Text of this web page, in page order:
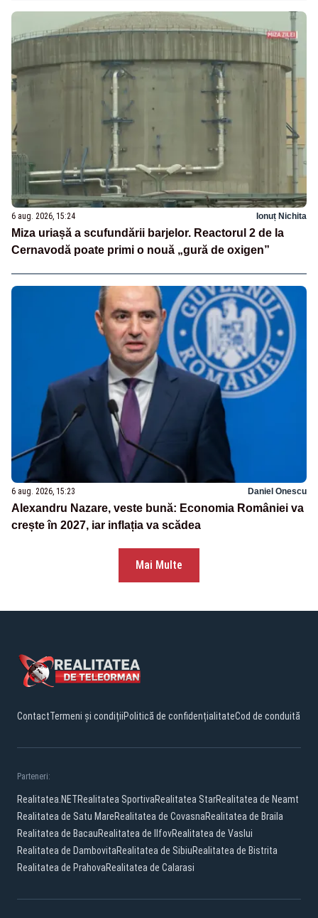
6 aug. 2026, 15:24 Ionuț Nichita
Miza uriașă a scufundării barjelor. Reactorul 2 de la
Cernavodă poate primi o nouă „gură de oxigen”
6 aug. 2026, 15:23 Daniel Onescu
Alexandru Nazare, veste bună: Economia României va
crește în 2027, iar inflația va scădea
Mai Multe
ContactTermeni și condițiiPolitică de confidențialitateCod de conduită
Parteneri:
Realitatea.NETRealitatea SportivaRealitatea StarRealitatea de Neamt
Realitatea de Satu MareRealitatea de CovasnaRealitatea de Braila
Realitatea de BacauRealitatea de IlfovRealitatea de Vaslui
Realitatea de DambovitaRealitatea de SibiuRealitatea de Bistrita
Realitatea de PrahovaRealitatea de Calarasi